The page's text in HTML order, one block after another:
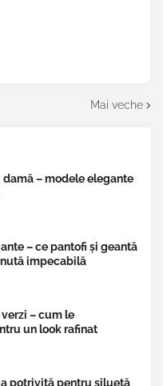
Mai veche
damă – modele elegante
– ce pantofi și geantă
impecabilă
– cum le
un look rafinat
potrivită pentru siluetă